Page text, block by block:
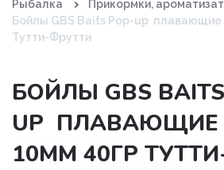
Рыбалка
Прикормки,
Бойлы GBS Baits Pop-up плавающие
Тутти-Фрутти
БОЙЛЫ GBS
UP ПЛАВАЮЩИЕ
10ММ 40ГР